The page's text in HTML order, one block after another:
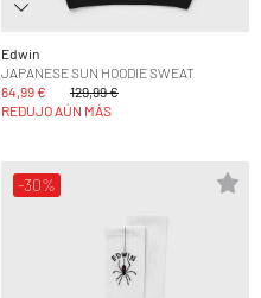
Edwin
JAPANESE SUN HOODIE SWEAT
64,99 €
129,99 €
REDUJO AÚN MÁS
-30%